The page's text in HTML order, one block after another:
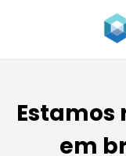
em